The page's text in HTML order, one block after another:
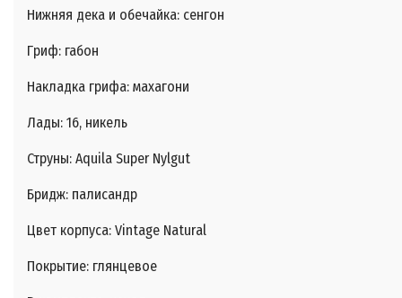
Нижняя дека и обечайка: сенгон
Гриф: габон
Накладка грифа: махагони
Лады: 16, никель
Струны: Aquila Super Nylgut
Бридж: палисандр
Цвет корпуса: Vintage Natural
Покрытие: глянцевое